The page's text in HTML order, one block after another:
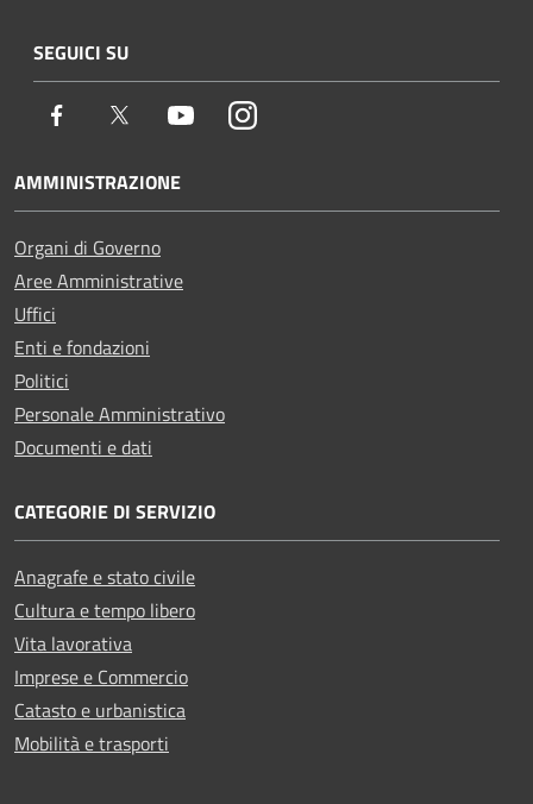
SEGUICI SU
Facebook Twitter YoutubeInstagram
AMMINISTRAZIONE
Organi di Governo
Aree Amministrative
Uffici
Enti e fondazioni
Politici
Personale Amministrativo
Documenti e dati
CATEGORIE DI SERVIZIO
Anagrafe e stato civile
Cultura e tempo libero
Vita lavorativa
Imprese e Commercio
Catasto e urbanistica
Mobilità e trasporti